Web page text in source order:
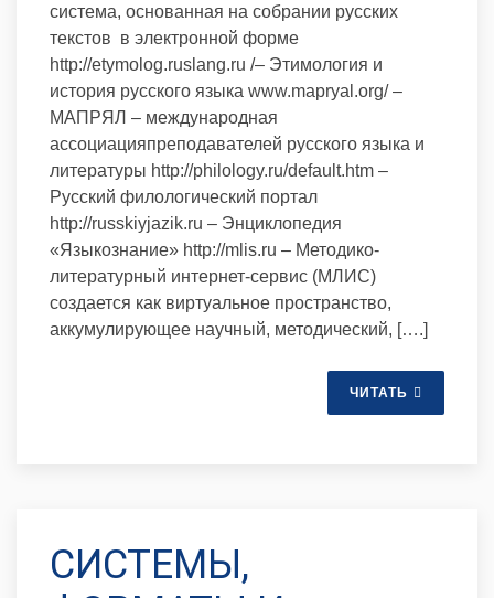
система, основанная на собрании русских
текстов в электронной форме
http://etymolog.ruslang.ru /– Этимология и
история русского языка www.mapryal.org/ –
МАПРЯЛ – международная
ассоциацияпреподавателей русского языка и
литературы http://philology.ru/default.htm –
Русский филологический портал
http://russkiyjazik.ru – Энциклопедия
«Языкознание» http://mlis.ru – Методико-
литературный интернет-сервис (МЛИС)
создается как виртуальное пространство,
аккумулирующее научный, методический, [….]
ЧИТАТЬ
СИСТЕМЫ,